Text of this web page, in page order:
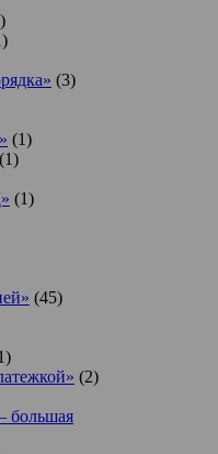
(3)
(1)
(1)
(1)
(45)
(2)
большая